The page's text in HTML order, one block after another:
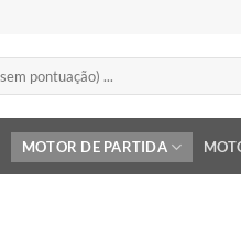
MOTOR DE PARTIDA